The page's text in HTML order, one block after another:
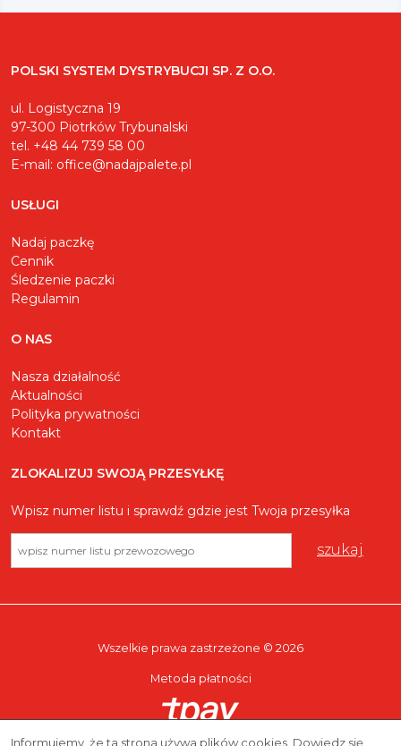
POLSKI SYSTEM DYSTRYBUCJI SP. Z O.O.
ul. Logistyczna 19
97-300 Piotrków Trybunalski
tel. +48 44 739 58 00
E-mail: office@nadajpalete.pl
USŁUGI
Nadaj paczkę
Cennik
Śledzenie paczki
Regulamin
O NAS
Nasza działalność
Aktualności
Polityka prywatności
Kontakt
ZLOKALIZUJ SWOJĄ PRZESYŁKĘ
Wpisz numer listu i sprawdź gdzie jest Twoja przesyłka
Wszelkie prawa zastrzeżone © 2026
Metoda płatności
Informujemy, że ta strona używa plików cookies. Dowiedz się